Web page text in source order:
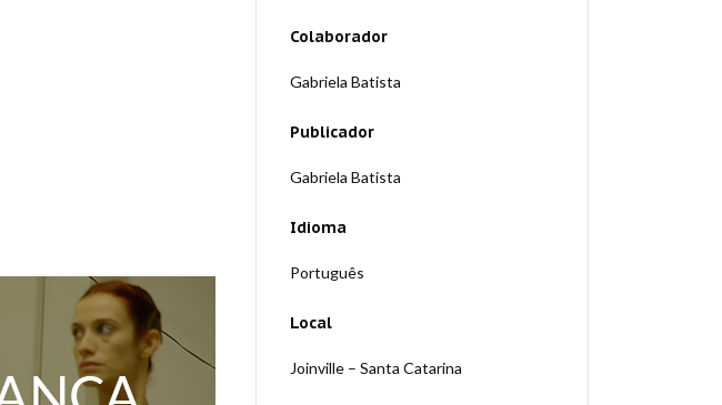
Colaborador
Gabriela Batista
Publicador
Gabriela Batista
Idioma
Português
Local
Joinville – Santa Catarina